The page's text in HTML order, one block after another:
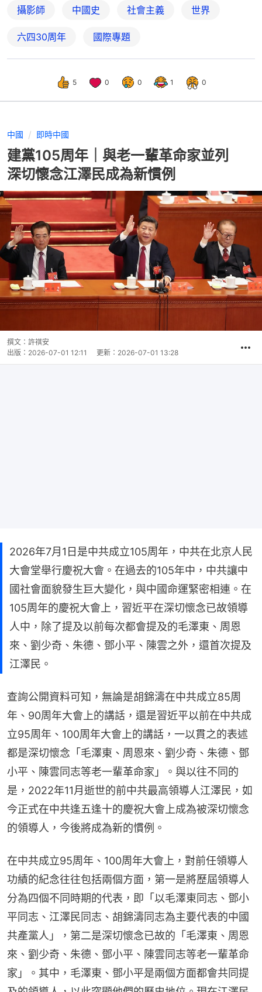
攝影師 中國史 社會主義 世界
六四30周年 國際專題
5 0 0 1 0
中國 即時中國
建黨105周年｜與老一輩革命家並列
深切懷念江澤民成為新慣例
撰文： 許祺安
出版： 2026-07-01 12:11 更新： 2026-07-01 13:28
2026年7月1日是中共成立105周年，中共在北京人民
大會堂舉行慶祝大會。在過去的105年中，中共讓中
國社會面貌發生巨大變化，與中國命運緊密相連。在
105周年的慶祝大會上，習近平在深切懷念已故領導
人中，除了提及以前每次都會提及的毛澤東、周恩
來、劉少奇、朱德、鄧小平、陳雲之外，還首次提及
江澤民。
查詢公開資料可知，無論是胡錦濤在中共成立85周
年、90周年大會上的講話，還是習近平以前在中共成
立95周年、100周年大會上的講話，一以貫之的表述
都是深切懷念「毛澤東、周恩來、劉少奇、朱德、鄧
小平、陳雲同志等老一輩革命家」。與以往不同的
是，2022年11月逝世的前中共最高領導人江澤民，如
今正式在中共逢五逢十的慶祝大會上成為被深切懷念
的領導人，今後將成為新的慣例。
在中共成立95周年、100周年大會上，對前任領導人
功績的紀念往往包括兩個方面，第一是將歷屆領導人
分為四個不同時期的代表，即「以毛澤東同志、鄧小
平同志、江澤民同志、胡錦濤同志為主要代表的中國
共產黨人」，第二是深切懷念已故的「毛澤東、周恩
來、劉少奇、朱德、鄧小平、陳雲同志等老一輩革命
家」。其中，毛澤東、鄧小平是兩個方面都會共同提